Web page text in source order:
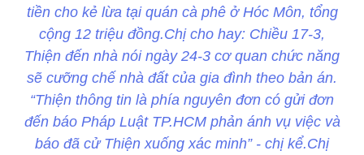
tiền cho kẻ lừa tại quán cà phê ở Hóc Môn, tổng
cộng 12 triệu đồng.Chị cho hay: Chiều 17-3,
Thiện đến nhà nói ngày 24-3 cơ quan chức năng
sẽ cưỡng chế nhà đất của gia đình theo bản án.
“Thiện thông tin là phía nguyên đơn có gửi đơn
đến báo Pháp Luật TP.HCM phản ánh vụ việc và
báo đã cử Thiện xuống xác minh” - chị kể.Chị